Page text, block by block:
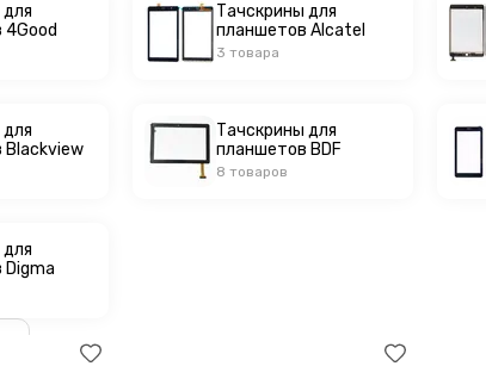
Тачскрины для
планшетов Alcatel
3 товара
Blackview
Тачскрины для
планшетов BDF
8 товаров